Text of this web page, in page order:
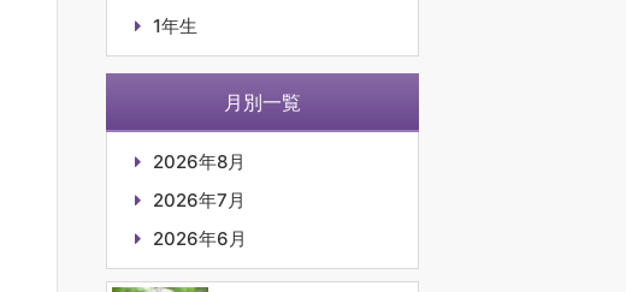
1年生
月別一覧
2026年8月
2026年7月
2026年6月